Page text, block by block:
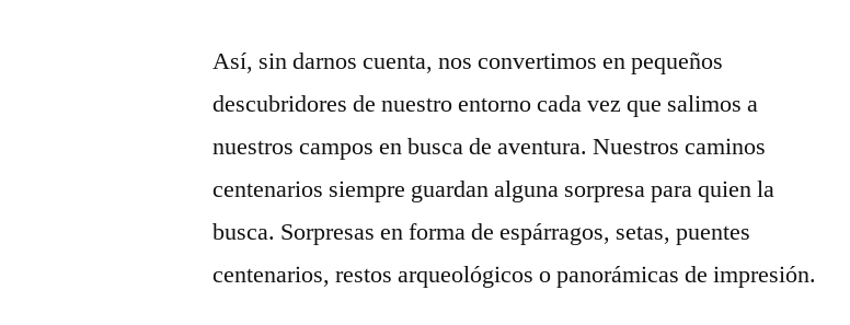
Así, sin darnos cuenta, nos convertimos en pequeños
descubridores de nuestro entorno cada vez que salimos a
nuestros campos en busca de aventura. Nuestros caminos
centenarios siempre guardan alguna sorpresa para quien la
busca. Sorpresas en forma de espárragos, setas, puentes
centenarios, restos arqueológicos o panorámicas de impresión.